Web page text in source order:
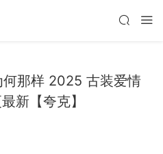
何那样 2025 古装爱情
新【夸克】